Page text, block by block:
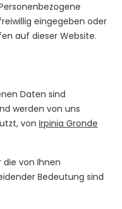
eingegeben oder
auf dieser Website.
Daten sind
werden von uns
von Irpinia Gronde
die von Ihnen
Bedeutung sind